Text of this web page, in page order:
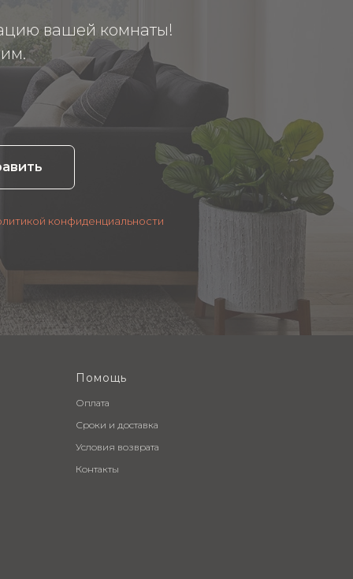
вашей комнаты!
конфиденциальности
Помощь
Оплата
Сроки и доставка
Условия возврата
Контакты